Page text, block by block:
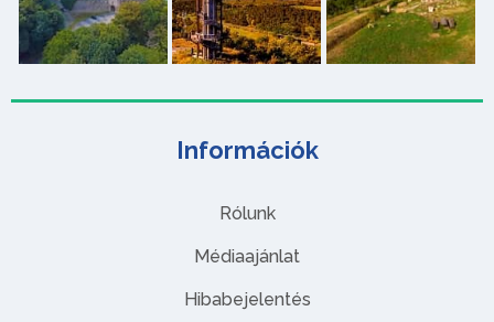
Információk
Rólunk
Médiaajánlat
Hibabejelentés